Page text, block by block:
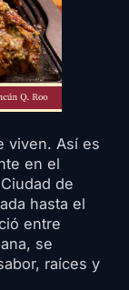
viven. Así es
en el
de
hasta el
entre
se
raíces y